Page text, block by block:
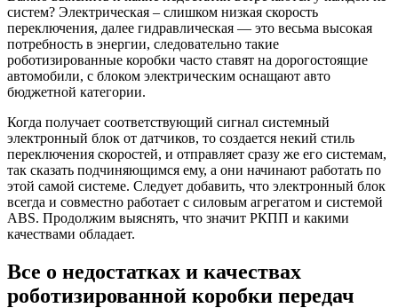
систем? Электрическая – слишком низкая скорость
переключения, далее гидравлическая — это весьма высокая
потребность в энергии, следовательно такие
роботизированные коробки часто ставят на дорогостоящие
автомобили, с блоком электрическим оснащают авто
бюджетной категории.
Когда получает соответствующий сигнал системный
электронный блок от датчиков, то создается некий стиль
переключения скоростей, и отправляет сразу же его системам,
так сказать подчиняющимся ему, а они начинают работать по
этой самой системе. Следует добавить, что электронный блок
всегда и совместно работает с силовым агрегатом и системой
ABS. Продолжим выяснять, что значит РКПП и какими
качествами обладает.
Все о недостатках и качествах
роботизированной коробки передач